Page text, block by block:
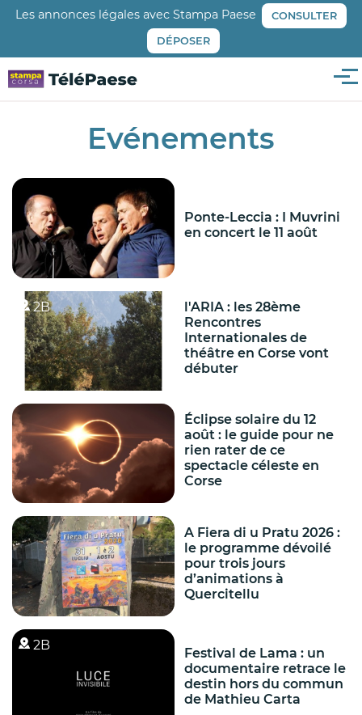
Aller
principal
Les annonces légales avec Stampa Paese CONSULTER
DÉPOSER
Evénements
Ponte-Leccia : I Muvrini
en concert le 11 août
2B
l'ARIA : les 28ème
Rencontres
Internationales de
théâtre en Corse vont
débuter
Éclipse solaire du 12
août : le guide pour ne
rien rater de ce
spectacle céleste en
Corse
A Fiera di u Pratu 2026 :
le programme dévoilé
pour trois jours
d’animations à
Quercitellu
2B
Festival de Lama : un
documentaire retrace le
destin hors du commun
de Mathieu Carta